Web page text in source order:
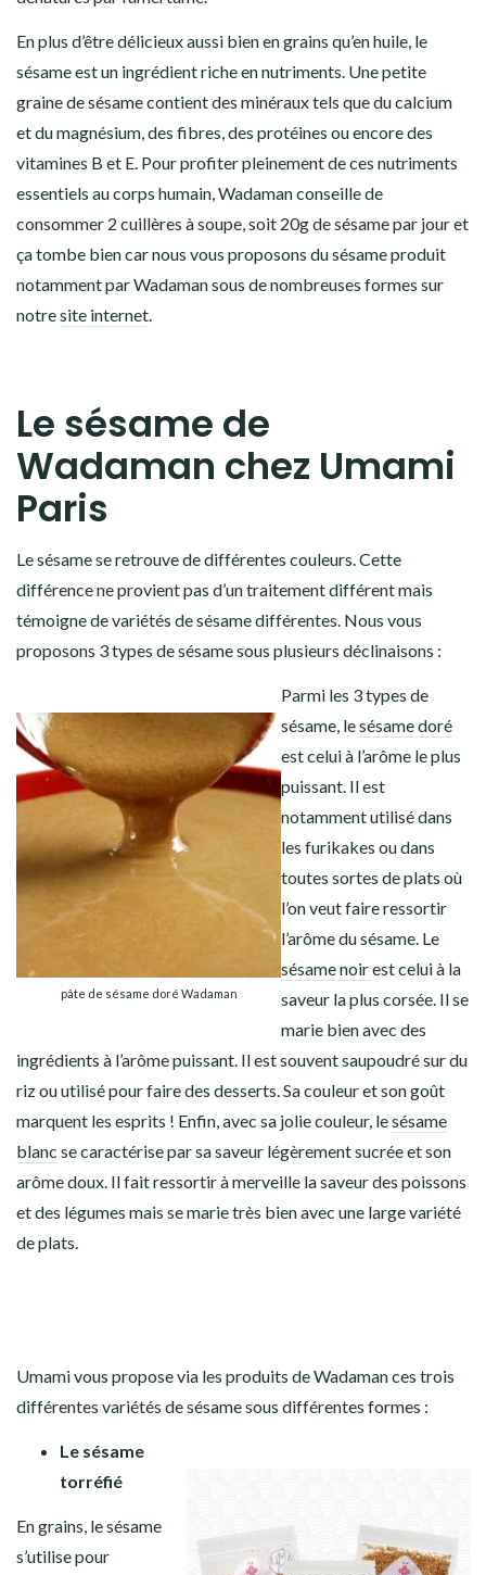
En plus d’être délicieux aussi bien en grains qu’en huile, le
sésame est un ingrédientriche en nutriments. Une petite
graine de sésame contient des minéraux tels que ducalcium
et dumagnésium, des fibres, des protéines ou encore des
vitamines B et E. Pour profiter pleinement de ces nutriments
essentiels au corps humain, Wadaman conseille de
consommer 2 cuillères à soupe, soit 20g de sésame par jour et
ça tombe bien car nous vous proposons du sésame produit
notamment par Wadaman sous de nombreuses formes sur
notresite internet.
Le sésame de
Wadaman chez Umami
Paris
Le sésame se retrouve de différentes couleurs. Cette
différence ne provient pas d’un traitement différent mais
témoigne de variétés de sésame différentes. Nous vous
proposons 3 types de sésame sous plusieurs déclinaisons :
pâte de sésame doré Wadaman
Parmi les 3 types de
sésame, lesésame doré
est celui à l’arôme le plus
puissant. Il est
notamment utilisé dans
les furikakes ou dans
toutes sortes de plats où
l’on veut faire ressortir
l’arôme du sésame. Le
sésame noirest celui à la
saveur la plus corsée. Il se
marie bien avec des
ingrédients à l’arôme puissant. Il est souvent saupoudré sur du
riz ou utilisé pour faire des desserts. Sa couleur et son goût
marquent les esprits ! Enfin, avec sa jolie couleur, lesésame
blanc se caractérise par sa saveur légèrement sucrée et son
arôme doux. Il fait ressortir à merveille la saveur des poissons
et des légumes mais se marie très bien avec une large variété
de plats.
Umami vous propose via les produits de Wadaman ces trois
différentes variétés de sésame sous différentes formes :
Le sésame
torréfié
En grains, le sésame
s’utilise pour